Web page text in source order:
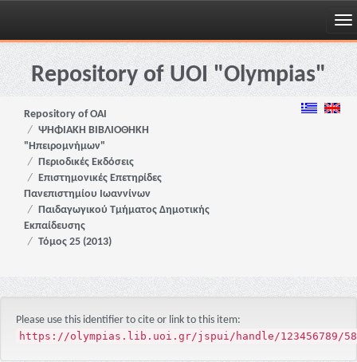
Skip
navigationRepository of UOI "Olympias"
Repository of OAI
ΨΗΦΙΑΚΗ ΒΙΒΛΙΟΘΗΚΗ
"Ηπειρομνήμων"
Περιοδικές Εκδόσεις
Επιστημονικές Επετηρίδες
Πανεπιστημίου Ιωαννίνων
Παιδαγωγικού Τμήματος Δημοτικής
Εκπαίδευσης
Τόμος 25 (2013)
Please use this identifier to cite or link to this item:
https://olympias.lib.uoi.gr/jspui/handle/123456789/